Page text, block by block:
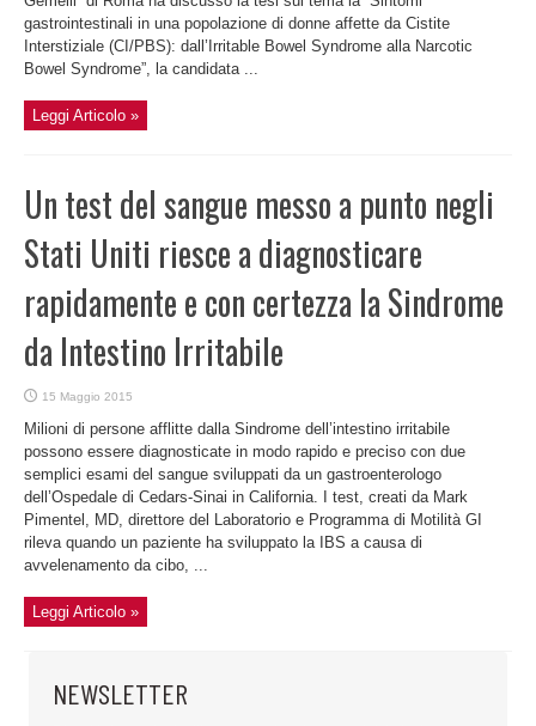
gastrointestinali in una popolazione di donne affette da Cistite
Interstiziale (CI/PBS): dall’Irritable Bowel Syndrome alla Narcotic
Bowel Syndrome”, la candidata ...
Leggi Articolo »
Un test del sangue messo a punto negli
Stati Uniti riesce a diagnosticare
rapidamente e con certezza la Sindrome
da Intestino Irritabile
15 Maggio 2015
Milioni di persone afflitte dalla Sindrome dell’intestino irritabile
possono essere diagnosticate in modo rapido e preciso con due
semplici esami del sangue sviluppati da un gastroenterologo
dell’Ospedale di Cedars-Sinai in California. I test, creati da Mark
Pimentel, MD, direttore del Laboratorio e Programma di Motilità GI
rileva quando un paziente ha sviluppato la IBS a causa di
avvelenamento da cibo, ...
Leggi Articolo »
NEWSLETTER